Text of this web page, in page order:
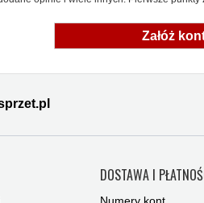
Załóż
DOSTAWA I